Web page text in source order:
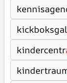
kickboksgal
kindercentr